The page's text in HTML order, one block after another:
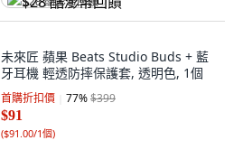
未來匠 蘋果 Beats Studio Buds + 藍
牙耳機 輕透防摔保護套, 透明色, 1個
首購折扣價 77%$399
$91
($91.00/1個)